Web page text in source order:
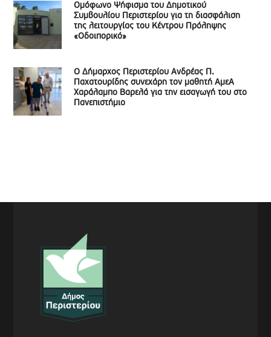
Ομόφωνο Ψήφισμα του Δημοτικού
Συμβουλίου Περιστερίου για τη διασφάλιση
της λειτουργίας του Κέντρου Πρόληψης
«Οδοιπορικό»
Ο Δήμαρχος Περιστερίου Ανδρέας Π.
Παχατουρίδης συνεχάρη τον μαθητή ΑμεΑ
Χαράλαμπο Βαρελά για την εισαγωγή του στο
Πανεπιστήμιο